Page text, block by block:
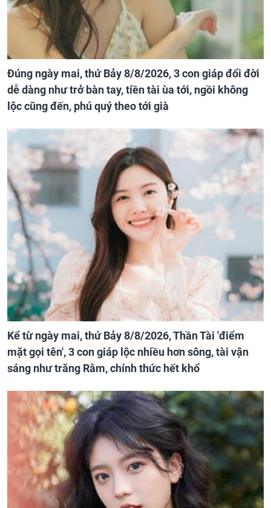
Đúng ngày mai, thứ Bảy 8/8/2026, 3 con giáp đổi đời
dễ dàng như trở bàn tay, tiền tài ùa tới, ngồi không
lộc cũng đến, phú quý theo tới già
Kể từ ngày mai, thứ Bảy 8/8/2026, Thần Tài 'điểm
mặt gọi tên', 3 con giáp lộc nhiều hơn sông, tài vận
sáng như trăng Rằm, chính thức hết khổ